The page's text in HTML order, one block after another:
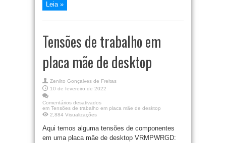
Leia »
Tensões de trabalho em
placa mãe de desktop
Zenilto Gonçalves de Freitas
10 de fevereiro de 2022
Comentários desativados
em Tensões de trabalho em placa mãe de desktop
2,884 Visualizações
Aqui temos alguma tensões de componentes
em uma placa mãe de desktop VRMPWRGD: